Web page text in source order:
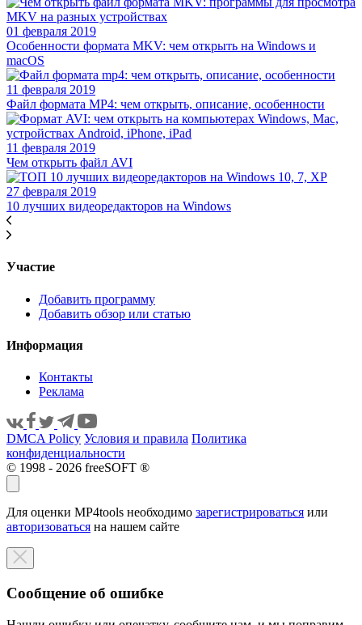
01 февраля 2019
Особенности формата MKV: чем открыть на Windows и
macOS
11 февраля 2019
Файл формата MP4: чем открыть, описание, особенности
11 февраля 2019
Чем открыть файл AVI
27 февраля 2019
10 лучших видеоредакторов на Windows
Участие
Добавить программу
Добавить обзор или статью
Информация
Контакты
Реклама
DMCA Policy Условия и правила Политика
конфиденциальности
© 1998 - 2026 freeSOFT ®
Для оценки MP4tools необходимо зарегистрироваться или
авторизоваться на нашем сайте
Сообщение об ошибке